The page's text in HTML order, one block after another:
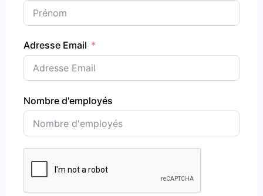
Adresse Email
Nombre d'employés